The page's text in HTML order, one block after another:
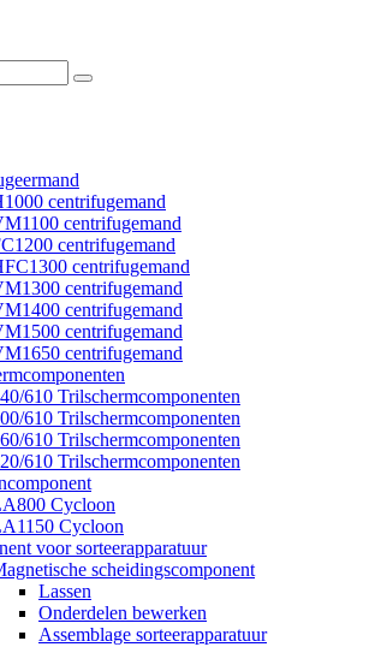
centrifugemand
centrifugemand
centrifugemand
centrifugemand
centrifugemand
centrifugemand
centrifugemand
centrifugemand
610 Trilschermcomponenten
610 Trilschermcomponenten
610 Trilschermcomponenten
610 Trilschermcomponenten
Cycloon
Cycloon
voor sorteerapparatuur
scheidingscomponent
Lassen
Onderdelen bewerken
Assemblage sorteerapparatuur